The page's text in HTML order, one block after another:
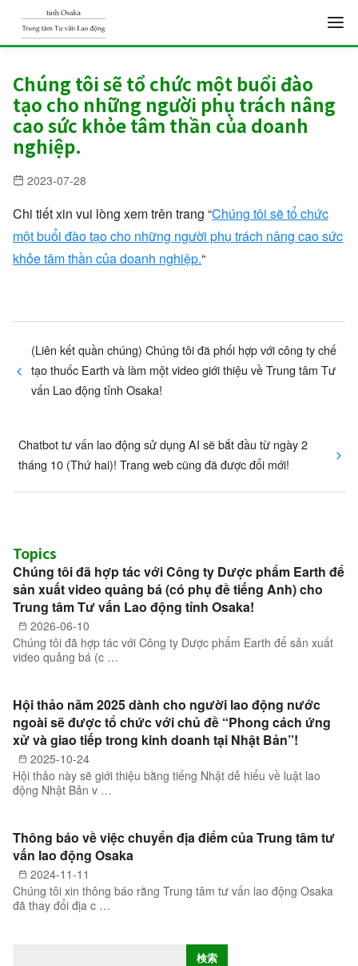
Chúng tôi sẽ tổ chức một buổi đào
tạo cho những người phụ trách nâng
cao sức khỏe tâm thần của doanh
nghiệp.
2023-07-28
Chi tiết xin vui lòng xem trên trang “Chúng tôi sẽ tổ chức
một buổi đào tạo cho những người phụ trách nâng cao sức
khỏe tâm thần của doanh nghiệp.“
(Liên kết quần chúng) Chúng tôi đã phối hợp với công ty chế
tạo thuốc Earth và làm một video giới thiệu về Trung tâm Tư
vấn Lao động tỉnh Osaka!
Chatbot tư vấn lao động sử dụng AI sẽ bắt đầu từ ngày 2
tháng 10 (Thứ hai)! Trang web cũng đã được đổi mới!
Topics
2026-06-10
Chúng tôi đã hợp tác với Công ty Dược phẩm Earth để
sản xuất video quảng bá (có phụ đề tiếng Anh) cho
Trung tâm Tư vấn Lao động tỉnh Osaka!
Chúng tôi đã hợp tác với Công ty Dược phẩm Earth để sản xuất
video quảng bá (c …
2025-10-24
Hội thảo năm 2025 dành cho người lao động nước
ngoài sẽ được tổ chức với chủ đề “Phong cách ứng
xử và giao tiếp trong kinh doanh tại Nhật Bản”!
Hội thảo này sẽ giới thiệu bằng tiếng Nhật dễ hiểu về luật lao
động Nhật Bản v …
2024-11-11
Thông báo về việc chuyển địa điểm của Trung tâm tư
vấn lao động Osaka
Chúng tôi xin thông báo rằng Trung tâm tư vấn lao động Osaka
đã thay đổi địa c …
検索